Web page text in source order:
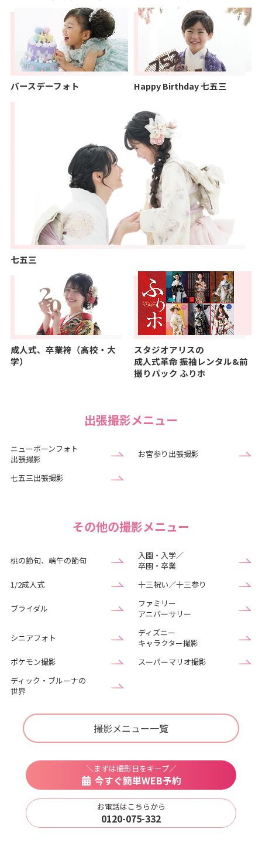
バースデーフォト Happy Birthday 七五三
七五三
成人式、卒業袴（高校・大
学）
スタジオアリスの
成人式革命振袖レンタル&前
撮りパック ふりホ
出張撮影メニュー
ニューボーンフォト
出張撮影
お宮参り出張撮影
七五三出張撮影
その他の撮影メニュー
桃の節句、端午の節句
入園・入学／
卒園・卒業
1/2成人式
十三祝い／十三参り
ブライダル
ファミリー
アニバーサリー
シニアフォト
ディズニー
キャラクター撮影
ポケモン撮影
スーパーマリオ撮影
ディック・ブルーナの
世界
撮影メニュー一覧
＼まずは撮影日をキープ／
今すぐ簡単WEB予約
お電話はこちらから
0120-075-332